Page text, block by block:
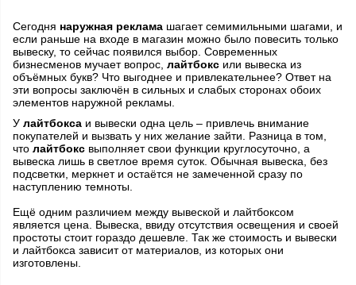
Сегодня наружная реклама шагает семимильными шагами, и
если раньше на входе в магазин можно было повесить только
вывеску, то сейчас появился выбор. Современных
бизнесменов мучает вопрос, лайтбокс или вывеска из
объёмных букв? Что выгоднее и привлекательнее? Ответ на
эти вопросы заключён в сильных и слабых сторонах обоих
элементов наружной рекламы.
У лайтбокса и вывески одна цель – привлечь внимание
покупателей и вызвать у них желание зайти. Разница в том,
что лайтбокс выполняет свои функции круглосуточно, а
вывеска лишь в светлое время суток. Обычная вывеска, без
подсветки, меркнет и остаётся не замеченной сразу по
наступлению темноты.
Ещё одним различием между вывеской и лайтбоксом
является цена. Вывеска, ввиду отсутствия освещения и своей
простоты стоит гораздо дешевле. Так же стоимость и вывески
и лайтбокса зависит от материалов, из которых они
изготовлены.